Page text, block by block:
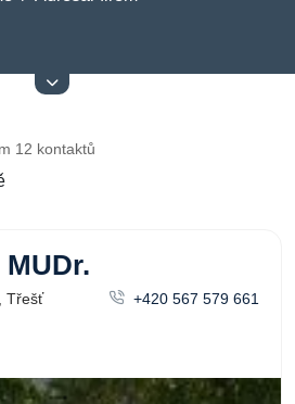
12 kontaktů
MUDr.
Třešť
+420 567 579 661